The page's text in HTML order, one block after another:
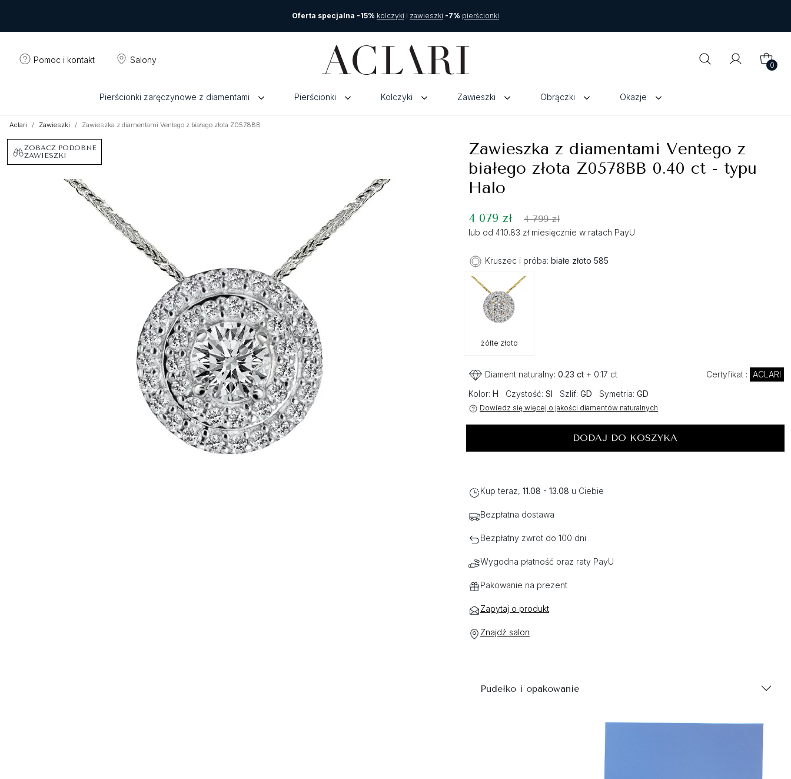
Oferta specjalna -15% kolczyki i zawieszki -7% pierścionki
Pomoc i kontakt Salony
0
Pierścionki zaręczynowe z diamentami Pierścionki Kolczyki Zawieszki Obrączki Okazje
Aclari Zawieszki Zawieszka z diamentami Ventego z białego złota Z0578BB
ZOBACZ PODOBNE
ZAWIESZKI
Zawieszka z diamentami Ventego z
białego złota Z0578BB 0.40 ct - typu
Halo
4 079 zł 4 799 zł
lub od 410.83 zł miesięcznie w ratach PayU
Kruszec i próba: białe złoto 585
żółte złoto
Diament naturalny: 0.23 ct + 0.17 ct Certyfikat : ACLARI
Kolor: H Czystość: SI Szlif: GD Symetria: GD
Dowiedz się więcej o jakości diamentów naturalnych
DODAJ DO KOSZYKA
Kup teraz, 11.08 - 13.08 u Ciebie
Bezpłatna dostawa
Bezpłatny zwrot do 100 dni
Wygodna płatność oraz raty PayU
Pakowanie na prezent
Zapytaj o produkt
Znajdź salon
Pudełko i opakowanie